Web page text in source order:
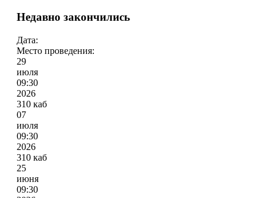
Недавно закончились
Дата:
Место проведения:
29
июля
09:30
2026
310 каб
07
июля
09:30
2026
310 каб
25
июня
09:30